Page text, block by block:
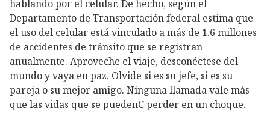
hablando por el celular. De hecho, según el
Departamento de Transportación federal estima que
el uso del celular está vinculado a más de 1.6 millones
de accidentes de tránsito que se registran
anualmente. Aproveche el viaje, desconéctese del
mundo y vaya en paz. Olvide si es su jefe, si es su
pareja o su mejor amigo. Ninguna llamada vale más
que las vidas que se puedenC perder en un choque.